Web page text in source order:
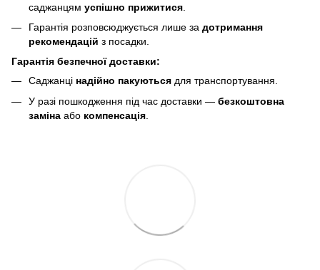
саджанцям успішно прижитися
Гарантія розповсюджується лише за дотримання
рекомендацій з посадки.
Гарантія безпечної доставки:
Саджанці надійно пакуються для транспортування.
У разі пошкодження під час доставки — безкоштовна
заміна або компенсація